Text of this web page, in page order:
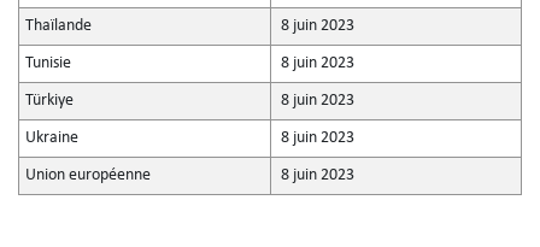
Thaïlande 8 juin 2023
Tunisie 8 juin 2023
Türkiye 8 juin 2023
Ukraine 8 juin 2023
Union européenne 8 juin 2023